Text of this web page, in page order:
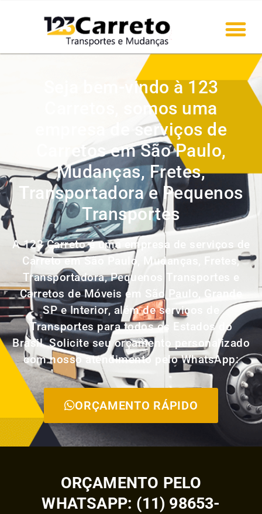
Seja bem-vindo à 123
Carretos, somos uma
empresa de serviços de
Carretos em São Paulo,
Mudanças, Fretes,
Transportadora e Pequenos
Transportes
A 123 Carreto é uma empresa de serviços de
Carreto em São Paulo, Mudanças, Fretes,
Transportadora, Pequenos Transportes e
Carretos de Móveis em São Paulo, Grande
SP e Interior, além de serviços de
Transportes para todos os Estados do
Brasil. Solicite seu orçamento personalizado
com nosso atendimento pelo WhatsApp:
ORÇAMENTO RÁPIDO
ORÇAMENTO PELO
WHATSAPP: (11) 98653-